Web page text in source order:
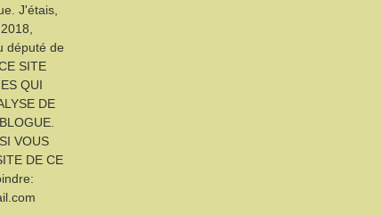
J'étais,
député de
SITE
QUI
DE
VOUS
DE CE